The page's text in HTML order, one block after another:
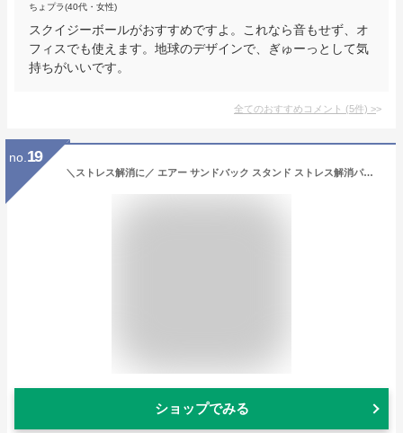
ちょプラ(40代・女性)
スクイジーボールがおすすめですよ。これなら音もせず、オ
フィスでも使えます。地球のデザインで、ぎゅーっとして気
持ちがいいです。
全てのおすすめコメント (5件) >
no. 19
＼ストレス解消に／ エアー サンドバック スタンド ストレス解消パンチバッグ 家庭用 パンチングバック スタンディング バッグ 自宅 運動不足
ショップでみる